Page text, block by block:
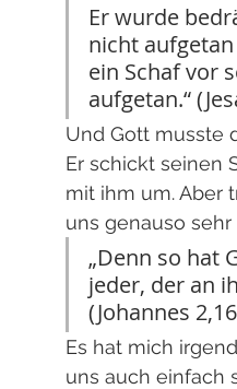
Er wurde
nicht
ein Schaf vor
aufgetan.“
Und Gott musste
Er schickt seinen
mit ihm um. Aber
uns genauso
„Denn so hat
jeder, der an
(Johannes
Es hat mich
uns auch einfach